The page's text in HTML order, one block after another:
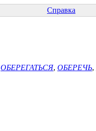
Справка
ОБЕРЕГАТЬСЯ, ОБЕРЕЧЬ,